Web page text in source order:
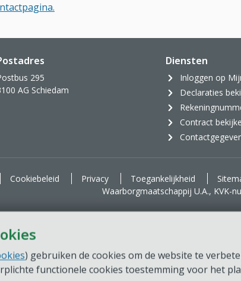
) gebruiken de cookies om de website te
functionele cookies toestemming voor het
295
AG Schiedam
Diensten
Inloggen op
Declaraties
Contract
Cookiebeleid Privacy Toegankelijkheid
Waarborgmaatschappij U.A., KVK-